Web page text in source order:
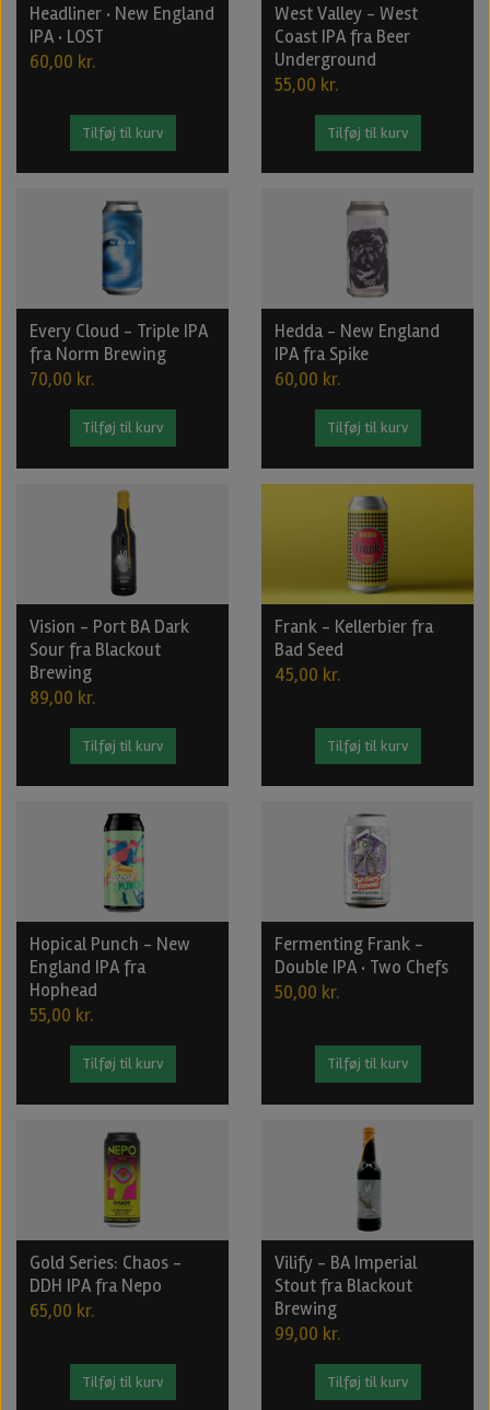
Headliner · New England
IPA · LOST
60,00 kr.
Tilføj til kurv
West Valley - West
Coast IPA fra Beer
Underground
55,00 kr.
Tilføj til kurv
Every Cloud - Triple IPA
fra Norm Brewing
70,00 kr.
Tilføj til kurv
Hedda - New England
IPA fra Spike
60,00 kr.
Tilføj til kurv
Vision - Port BA Dark
Sour fra Blackout
Brewing
89,00 kr.
Tilføj til kurv
Frank - Kellerbier fra
Bad Seed
45,00 kr.
Tilføj til kurv
Hopical Punch - New
England IPA fra
Hophead
55,00 kr.
Tilføj til kurv
Fermenting Frank -
Double IPA · Two Chefs
50,00 kr.
Tilføj til kurv
Gold Series: Chaos -
DDH IPA fra Nepo
65,00 kr.
Tilføj til kurv
Vilify - BA Imperial
Stout fra Blackout
Brewing
99,00 kr.
Tilføj til kurv